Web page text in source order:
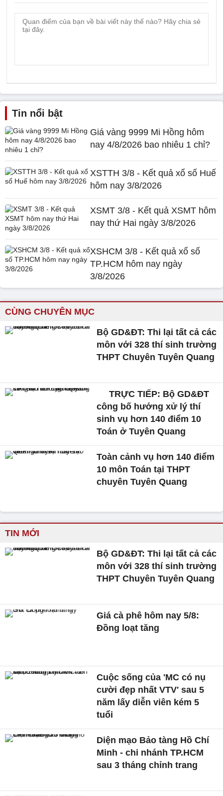
Tin nổi bật
Giá vàng 9999 Mi Hồng hôm
nay 4/8/2026 bao nhiêu 1 chỉ?
XSTTH 3/8 - Kết quả xổ số Huế
hôm nay 3/8/2026
XSMT 3/8 - Kết quả XSMT hôm
nay thứ Hai ngày 3/8/2026
XSHCM 3/8 - Kết quả xổ số
TP.HCM hôm nay ngày
3/8/2026
CÙNG CHUYÊN MỤC
Bộ GD&ĐT: Thi lại tất cả các
môn với 328 thí sinh trường
THPT Chuyên Tuyên Quang
TRỰC TIẾP: Bộ GD&ĐT
công bố hướng xử lý thí
sinh vụ hơn 140 điểm 10
Toán ở Tuyên Quang
Toàn cảnh vụ hơn 140 điểm
10 môn Toán tại THPT
chuyên Tuyên Quang
TIN MỚI
Bộ GD&ĐT: Thi lại tất cả các
môn với 328 thí sinh trường
THPT Chuyên Tuyên Quang
Giá cà phê hôm nay 5/8:
Đồng loạt tăng
Cuộc sống của 'MC có nụ
cười đẹp nhất VTV' sau 5
năm lấy diễn viên kém 5
tuổi
Diện mạo Bảo tàng Hồ Chí
Minh - chi nhánh TP.HCM
sau 3 tháng chỉnh trang